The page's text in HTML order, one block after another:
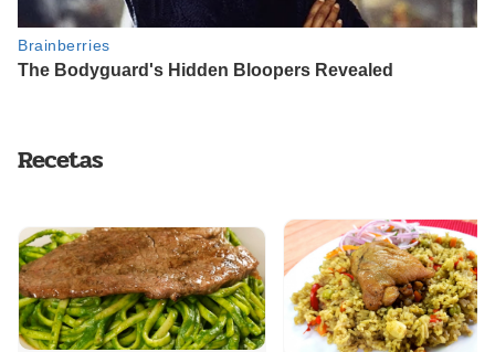
Recetas